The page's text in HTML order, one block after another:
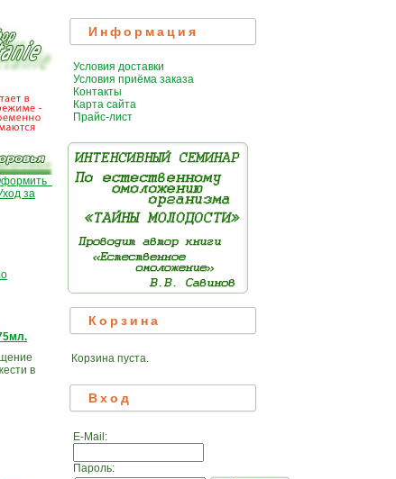
за
в
Информация
Условия доставки
Условия приёма заказа
Контакты
Карта сайта
Прайс-лист
Корзина
Корзина пуста.
Вход
E-Mail:
Пароль: